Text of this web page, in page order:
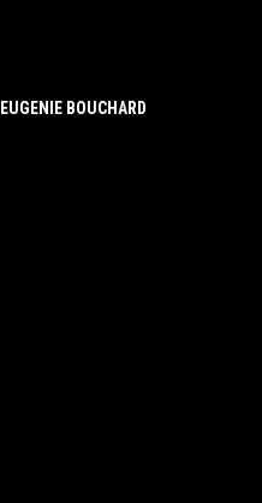
EUGENIE BOUCHARD